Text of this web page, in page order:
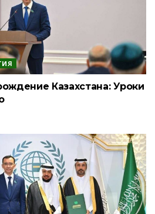
Казахстана: Уроки